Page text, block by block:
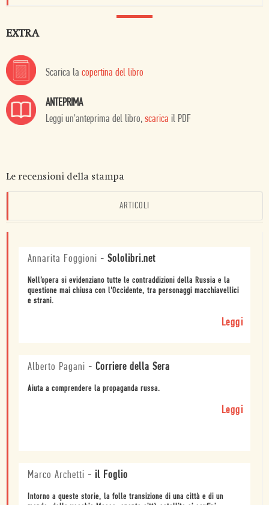
EXTRA
Scarica la copertina del libro
ANTEPRIMA
Leggi un'anteprima del libro, scarica il PDF
Le recensioni della stampa
ARTICOLI
Annarita Foggioni - Sololibri.net
Nell’opera si evidenziano tutte le contraddizioni della Russia e la
questione mai chiusa con l’Occidente, tra personaggi macchiavellici
e strani.
Leggi
Alberto Pagani - Corriere della Sera
Aiuta a comprendere la propaganda russa.
Leggi
Marco Archetti - il Foglio
Intorno a queste storie, la folle transizione di una città e di un